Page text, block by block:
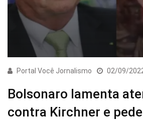
Portal Você Jornalismo 02/09/
Bolsonaro lamenta
contra Kirchner e